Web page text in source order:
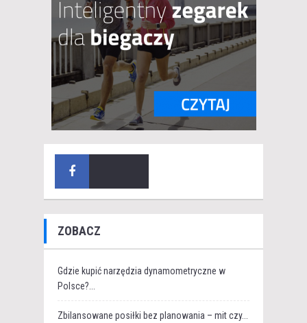
ZOBACZ
Gdzie kupić narzędzia dynamometryczne w
Polsce?...
Zbilansowane posiłki bez planowania – mit czy...